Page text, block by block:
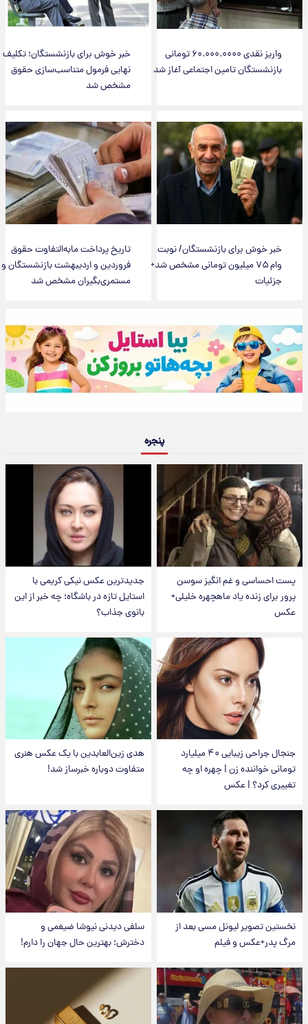
واریز نقدی ۶۰.۰۰۰.۰۰۰۰ تومانی
بازنشستگان تامین اجتماعی آغاز شد
خبر خوش برای بازنشستگان؛ تکلیف
نهایی فرمول متناسب‌سازی حقوق
مشخص شد
خبر خوش برای بازنشستگان/ نوبت
وام ۷۵ میلیون تومانی مشخص شد+
جزئیات
تاریخ پرداخت مابه‌التفاوت حقوق
فروردین و اردیبهشت بازنشستگان و
مستمری‌بگیران مشخص شد
پنجره
پست احساسی و غم انگیز سوسن
پرور برای زنده یاد ماهچهره خلیلی+
عکس
جدیدترین عکس نیکی کریمی با
استایل تازه در باشگاه؛ چه خبر از این
بانوی جذاب؟
جنجال جراحی زیبایی ۴۰ میلیارد
تومانی خواننده زن | چهره او چه
تغییری کرد؟ | عکس
هدی زین‌العابدین با یک عکس هنری
متفاوت دوباره خبرساز شد!
نخستین تصویر لیونل مسی بعد از
مرگ پدر+عکس و فیلم
سلفی دیدنی نیوشا ضیغمی و
دخترش؛ بهترین حال جهان را دارم!